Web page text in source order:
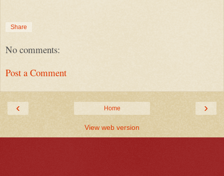
Share
No comments:
Post a Comment
‹ ›
Home
View web version